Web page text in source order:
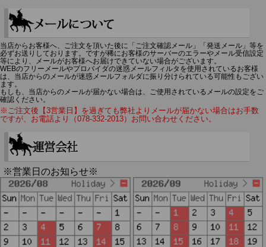
当店からお客様へ、ご注文を頂いた後に「ご注文確認メール」「発送メール」等を
必ずお送りしております。ですが稀にお客様のサーバーのエラーやメール受信設定
等により、メールがお客様へお届けできていない場合がございます。
WEBのフリーメールやプロバイダの迷惑メールフィルタを使用されているお客様
は、当店からのメールが迷惑メールフォルダに振り分けられている可能性もござい
ます。
もしも、当店からのメールが届かない場合は、ご使用されているメールの設定をご
確認ください。
※ご注文後【3営業日】を過ぎても弊社よりメールが届かない場合はお手数
ですが、お電話より（078-332-2013）お問い合わせください。
※営業日のお知らせ※